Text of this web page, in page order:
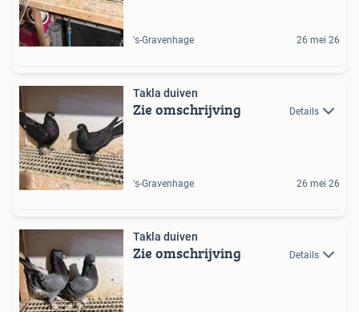
's-Gravenhage 26 mei 26
Takla duiven
Zie omschrijving Details
's-Gravenhage 26 mei 26
Takla duiven
Zie omschrijving Details